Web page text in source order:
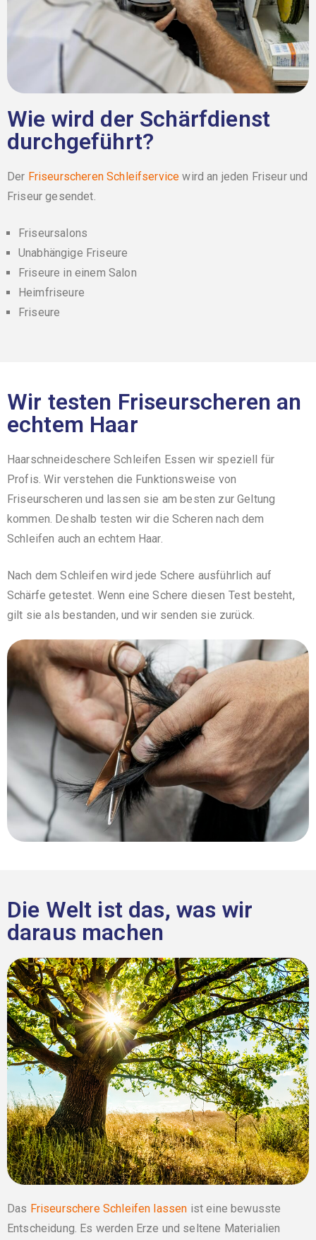
Wie wird der Schärfdienst
durchgeführt?
Der Friseurscheren Schleifservice wird an jeden Friseur und
Friseur gesendet.
Friseursalons
Unabhängige Friseure
Friseure in einem Salon
Heimfriseure
Friseure
Wir testen Friseurscheren an
echtem Haar
Haarschneideschere Schleifen Essen wir speziell für
Profis. Wir verstehen die Funktionsweise von
Friseurscheren und lassen sie am besten zur Geltung
kommen. Deshalb testen wir die Scheren nach dem
Schleifen auch an echtem Haar.
Nach dem Schleifen wird jede Schere ausführlich auf
Schärfe getestet. Wenn eine Schere diesen Test besteht,
gilt sie als bestanden, und wir senden sie zurück.
Die Welt ist das, was wir
daraus machen
Das Friseurschere Schleifen lassen ist eine bewusste
Entscheidung. Es werden Erze und seltene Materialien